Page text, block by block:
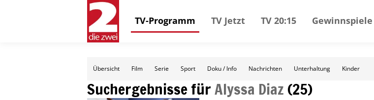
TV-Programm TV Jetzt TV 20:15 Gewinnspiele
Übersicht Film Serie Sport Doku / Info Nachrichten Unterhaltung Kinder
Suchergebnisse fürAlyssa Diaz (25)